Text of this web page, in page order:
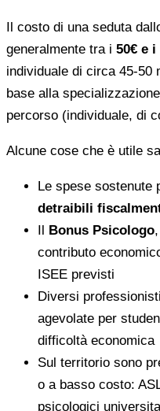
Il costo di una seduta
generalmente tra i 50€ e i
individuale di circa 45-50
base alla
percorso (individuale, di
Alcune cose che è utile
Le spese sostenute
detraibili
Il Bonus Psicologo
contributo
ISEE previsti
Diversi
agevolate per
difficoltà economica
Sul territorio sono
o a basso costo:
psicologici